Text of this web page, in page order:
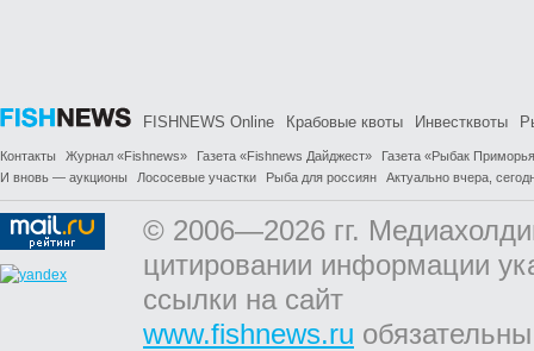
FISHNEWS Online Крабовые квоты Инвестквоты
Контакты Журнал «Fishnews» Газета «Fishnews Дайджест»
Газета «Рыбак
И вновь — аукционы
Лососевые участки Рыба для россиян Актуально вчера,
© 2006—2026 гг.
цитировании информации
ссылки на сайт
www.fishnews.ru